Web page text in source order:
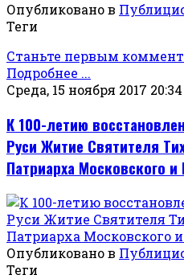
Опубликовано в
Теги
Станьте первым
Подробнее ...
Среда, 15 ноября 2017 20:34
К 100-летию
Руси Житие Святителя
Патриарха Московского и
Опубликовано в
Теги